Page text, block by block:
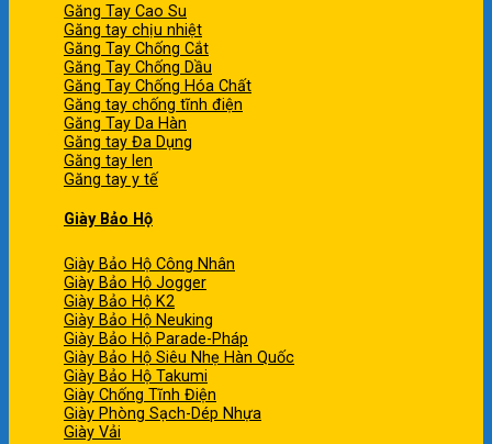
Găng Tay Cao Su
Găng tay chịu nhiệt
Găng Tay Chống Cắt
Găng Tay Chống Dầu
Găng Tay Chống Hóa Chất
Găng tay chống tĩnh điện
Găng Tay Da Hàn
Găng tay Đa Dụng
Găng tay len
Găng tay y tế
Giày Bảo Hộ
Giày Bảo Hộ Công Nhân
Giày Bảo Hộ Jogger
Giày Bảo Hộ K2
Giày Bảo Hộ Neuking
Giày Bảo Hộ Parade-Pháp
Giày Bảo Hộ Siêu Nhẹ Hàn Quốc
Giày Bảo Hộ Takumi
Giày Chống Tĩnh Điện
Giày Phòng Sạch-Dép Nhựa
Giày Vải